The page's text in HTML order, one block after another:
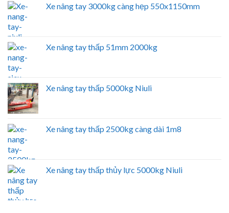
Xe nâng tay 3000kg càng hẹp 550x1150mm
Xe nâng tay thấp 51mm 2000kg
Xe nâng tay thấp 5000kg Niuli
Xe nâng tay thấp 2500kg càng dài 1m8
Xe nâng tay thấp thủy lực 5000kg Niuli